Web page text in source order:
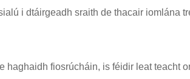
i dtáirgeadh sraith de thacair iomlána
haghaidh fiosrúcháin, is féidir leat teacht